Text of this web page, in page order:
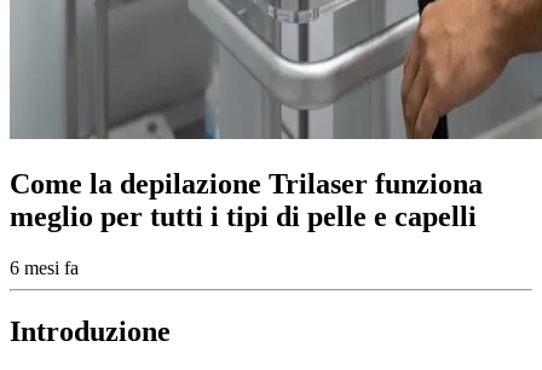
Come la depilazione Trilaser funziona
meglio per tutti i tipi di pelle e capelli
6 mesi fa
Introduzione